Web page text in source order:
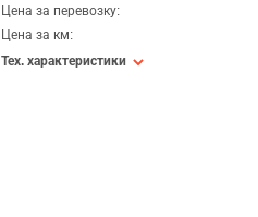
Цена за перевозку:
Цена за км:
Тех. характеристики